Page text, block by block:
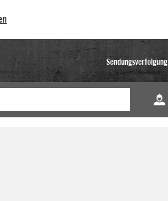
Sendungsverfolgung